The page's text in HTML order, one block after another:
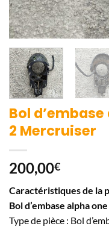
Bol
2 Mercruiser
200,00€
Caractéristiques de la
Bol d’embase alpha
Type de pièce : Bol